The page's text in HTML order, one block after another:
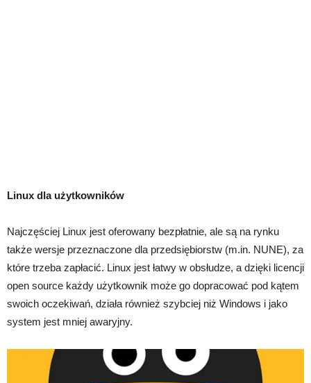
Linux dla użytkowników
Najczęściej Linux jest oferowany bezpłatnie, ale są na rynku
także wersje przeznaczone dla przedsiębiorstw (m.in. NUNE), za
które trzeba zapłacić. Linux jest łatwy w obsłudze, a dzięki licencji
open source każdy użytkownik może go dopracować pod kątem
swoich oczekiwań, działa również szybciej niż Windows i jako
system jest mniej awaryjny.